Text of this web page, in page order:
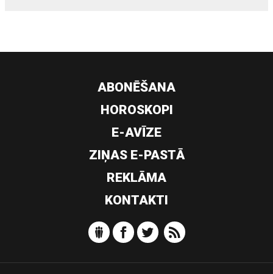
ABONĒŠANA
HOROSKOPI
E-AVĪZE
ZIŅAS E-PASTĀ
REKLĀMA
KONTAKTI